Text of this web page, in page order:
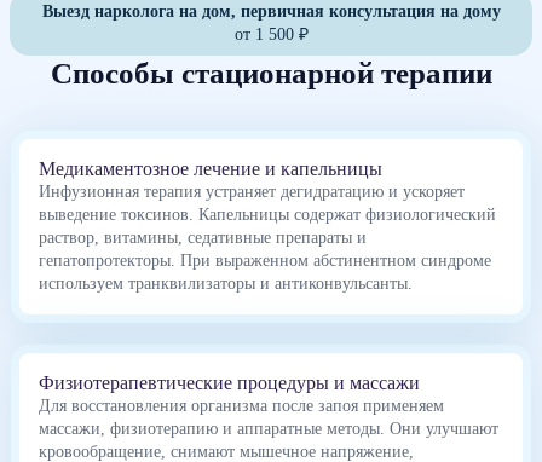
Выезд нарколога на дом, первичная консультация на дому
от 1 500 ₽
Способы стационарной терапии
Медикаментозное лечение и капельницы
Инфузионная терапия устраняет дегидратацию и ускоряет
выведение токсинов. Капельницы содержат физиологический
раствор, витамины, седативные препараты и
гепатопротекторы. При выраженном абстинентном синдроме
используем транквилизаторы и антиконвульсанты.
Физиотерапевтические процедуры и массажи
Для восстановления организма после запоя применяем
массажи, физиотерапию и аппаратные методы. Они улучшают
кровообращение, снимают мышечное напряжение,